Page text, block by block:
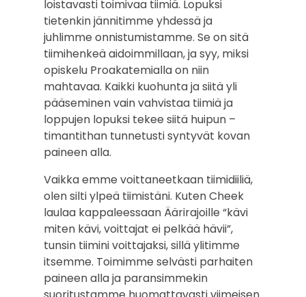
loistavasti toimivaa tiimiä. Lopuksi
tietenkin jännitimme yhdessä ja
juhlimme onnistumistamme. Se on sitä
tiimihenkeä aidoimmillaan, ja syy, miksi
opiskelu Proakatemialla on niin
mahtavaa. Kaikki kuohunta ja siitä yli
pääseminen vain vahvistaa tiimiä ja
loppujen lopuksi tekee siitä huipun –
timantithan tunnetusti syntyvät kovan
paineen alla.
Vaikka emme voittaneetkaan tiimidiiliä,
olen silti ylpeä tiimistäni. Kuten Cheek
laulaa kappaleessaan Äärirajoille “kävi
miten kävi, voittajat ei pelkää hävii”,
tunsin tiimini voittajaksi, sillä ylitimme
itsemme. Toimimme selvästi parhaiten
paineen alla ja paransimmekin